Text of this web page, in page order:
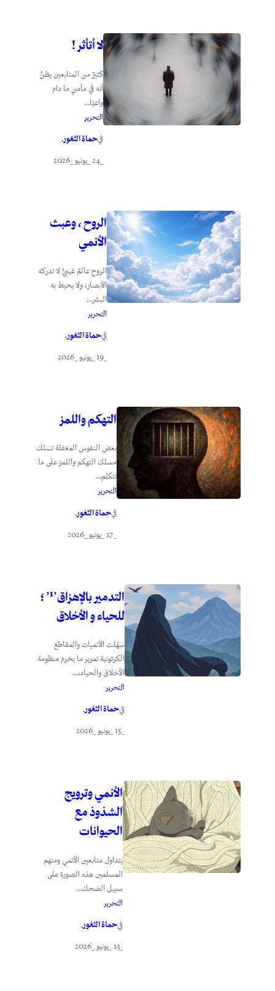
لا أتأثر !
كثيرٌ من المتابعين يظنُّ
أنه في مأمنٍ ما دام
واعيًا...
التحرير
فيحماة الثغور.
الروح ، وعبث
الأنمي
الروح عالمٌ غيبيٌّ لا تدركه
الأبصار، ولا يحيط به
البشر...
التحرير
فيحماة الثغور.
التهكم واللمز
بعض النفوس المغفلة تسلك
مسلك التهكم واللمز على ما
نتكلم...
التحرير
فيحماة الثغور.
التدمير بالإهزاق’¹’ ؛
للحياء و الأخلاق
سهّلت الأنميات والمقاطع
الكرتونية تمرير ما يخرم منظومة
الأخلاق والحياء،...
التحرير
فيحماة الثغور.
الأنمي وترويج
الشذوذ مع
الحيوانات
يتداول متابعين الأنمي ومنهم
المسلمين هذه الصورة على
سبيل الضحك...
التحرير
فيحماة الثغور.
_13 _يونيو _2026